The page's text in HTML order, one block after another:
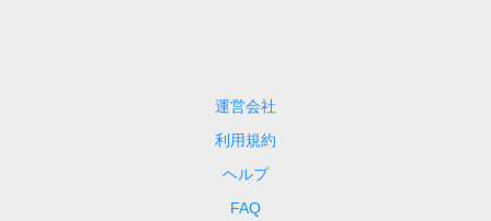
運営会社
利用規約
ヘルプ
FAQ